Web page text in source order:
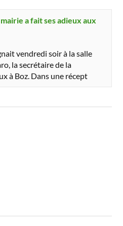
a fait ses adieux aux
vendredi soir à la salle
la secrétaire de la
à Boz. Dans une récept